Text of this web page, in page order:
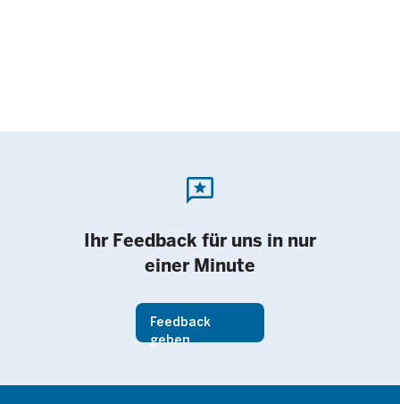
reviews
Ihr Feedback für uns in nur
einer Minute
Feedback
geben